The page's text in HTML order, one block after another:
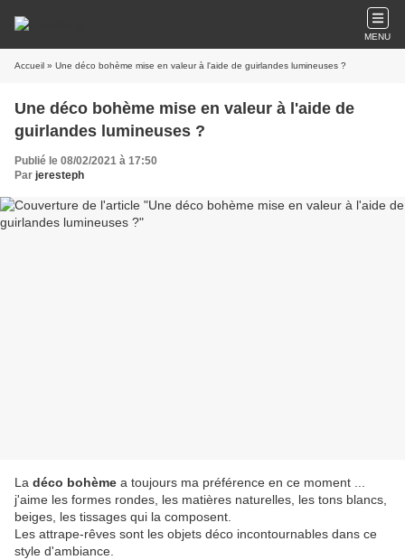
MENU
Accueil » Une déco bohème mise en valeur à l'aide de guirlandes lumineuses ?
Une déco bohème mise en valeur à l'aide de
guirlandes lumineuses ?
Publié le 08/02/2021 à 17:50
Par jeresteph
La déco bohème a toujours ma préférence en ce moment ...
j'aime les formes rondes, les matières naturelles, les tons blancs,
beiges, les tissages qui la composent.
Les attrape-rêves sont les objets déco incontournables dans ce
style d'ambiance.